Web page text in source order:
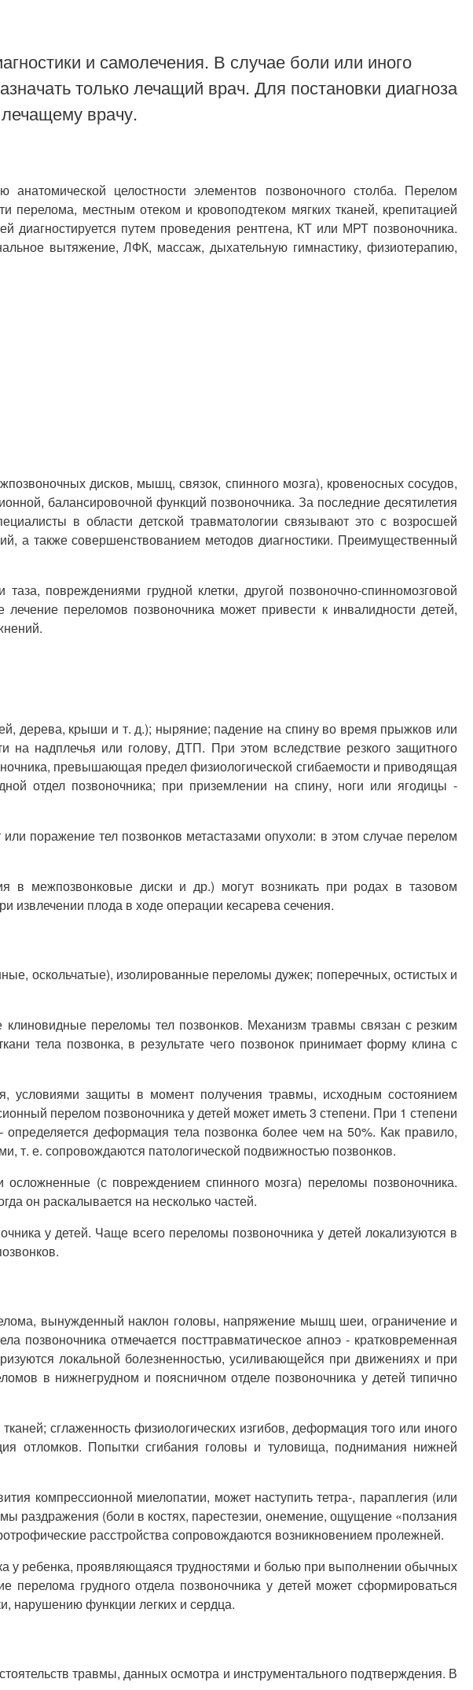
и самолечения. В случае боли или иного
только лечащий врач. Для постановки диагноза
врачу.
целостности элементов позвоночного столба. Перелом
перелома, местным отеком и кровоподтеком мягких тканей, крепитацией
диагностируется путем проведения рентгена, КТ или МРТ позвоночника.
вытяжение, ЛФК, массаж, дыхательную гимнастику, физиотерапию,
дисков, мышц, связок, спинного мозга), кровеносных сосудов,
балансировочной функций позвоночника. За последние десятилетия
в области детской травматологии связывают это с возросшей
а также совершенствованием методов диагностики. Преимущественный
повреждениями грудной клетки, другой позвоночно-спинномозговой
переломов позвоночника может привести к инвалидности детей,
дерева, крыши и т. д.); ныряние; падение на спину во время прыжков или
на надплечья или голову, ДТП. При этом вследствие резкого защитного
превышающая предел физиологической сгибаемости и приводящая
отдел позвоночника; при приземлении на спину, ноги или ягодицы -
поражение тел позвонков метастазами опухоли: в этом случае перелом
в межпозвонковые диски и др.) могут возникать при родах в тазовом
извлечении плода в ходе операции кесарева сечения.
оскольчатые), изолированные переломы дужек; поперечных, остистых и
переломы тел позвонков. Механизм травмы связан с резким
тела позвонка, в результате чего позвонок принимает форму клина с
условиями защиты в момент получения травмы, исходным состоянием
перелом позвоночника у детей может иметь 3 степени. При 1 степени
деформация тела позвонка более чем на 50%. Как правило,
т. е. сопровождаются патологической подвижностью позвонков.
(с повреждением спинного мозга) переломы позвоночника.
он раскалывается на несколько частей.
у детей. Чаще всего переломы позвоночника у детей локализуются в
вынужденный наклон головы, напряжение мышц шеи, ограничение и
позвоночника отмечается посттравматическое апноэ - кратковременная
локальной болезненностью, усиливающейся при движениях и при
в нижнегрудном и поясничном отделе позвоночника у детей типично
сглаженность физиологических изгибов, деформация того или иного
отломков. Попытки сгибания головы и туловища, поднимания нижней
компрессионной миелопатии, может наступить тетра-, параплегия (или
раздражения (боли в костях, парестезии, онемение, ощущение «ползания
расстройства сопровождаются возникновением пролежней.
у ребенка, проявляющаяся трудностями и болью при выполнении обычных
перелома грудного отдела позвоночника у детей может сформироваться
нарушению функции легких и сердца.
травмы, данных осмотра и инструментального подтверждения. В